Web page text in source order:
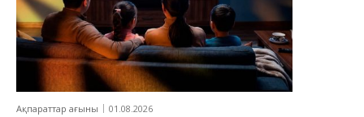
Ақпараттар ағыны 01.08.2026